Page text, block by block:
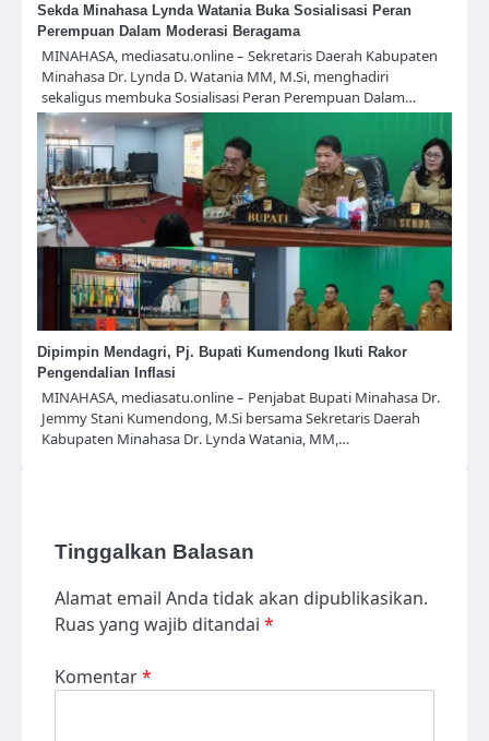
Sekda Minahasa Lynda Watania Buka Sosialisasi Peran
Perempuan Dalam Moderasi Beragama
MINAHASA, mediasatu.online – Sekretaris Daerah Kabupaten
Minahasa Dr. Lynda D. Watania MM, M.Si, menghadiri
sekaligus membuka Sosialisasi Peran Perempuan Dalam…
Dipimpin Mendagri, Pj. Bupati Kumendong Ikuti Rakor
Pengendalian Inflasi
MINAHASA, mediasatu.online – Penjabat Bupati Minahasa Dr.
Jemmy Stani Kumendong, M.Si bersama Sekretaris Daerah
Kabupaten Minahasa Dr. Lynda Watania, MM,…
Tinggalkan Balasan
Alamat email Anda tidak akan dipublikasikan.
Ruas yang wajib ditandai *
Komentar*